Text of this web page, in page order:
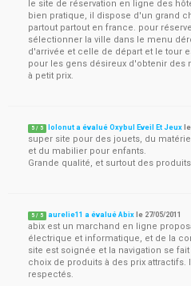
le site de réservation en ligne des
bien pratique, il dispose d'un grand
partout partout en france. pour
sélectionner la ville dans le menu
d'arrivée et celle de départ et le tour
pour les gens désireux d'obtenir des
à petit prix.
5 / 5 lolonut a évalué Oxybul Eveil Et Jeux le
super site pour des jouets, du
et du mabilier pour enfants.
Grande qualité, et surtout des
5 / 5 aurelie11 a évalué Abix le 27/05/2011
abix est un marchand en ligne
électrique et informatique, et de la
site est soignée et la navigation se
choix de produits à des prix attractifs.
respectés.